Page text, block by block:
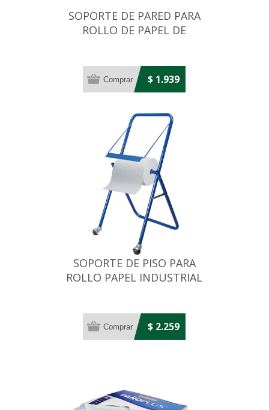
SOPORTE DE PARED PARA
ROLLO DE PAPEL DE
$ 1.939
SOPORTE DE PISO PARA
ROLLO PAPEL INDUSTRIAL
$ 2.259